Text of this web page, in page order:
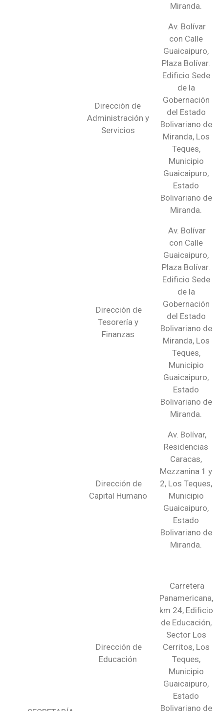
Miranda.
Dirección de
Administración y
Servicios
Av. Bolívar
con Calle
Guaicaipuro,
Plaza Bolívar.
Edificio Sede
de la
Gobernación
del Estado
Bolivariano de
Miranda, Los
Teques,
Municipio
Guaicaipuro,
Estado
Bolivariano de
Miranda.
Dirección de
Tesorería y
Finanzas
Av. Bolívar
con Calle
Guaicaipuro,
Plaza Bolívar.
Edificio Sede
de la
Gobernación
del Estado
Bolivariano de
Miranda, Los
Teques,
Municipio
Guaicaipuro,
Estado
Bolivariano de
Miranda.
Dirección de
Capital Humano
Av. Bolívar,
Residencias
Caracas,
Mezzanina 1 y
2, Los Teques,
Municipio
Guaicaipuro,
Estado
Bolivariano de
Miranda.
Dirección de
Educación
Carretera
Panamericana,
km 24, Edificio
de Educación,
Sector Los
Cerritos, Los
Teques,
Municipio
Guaicaipuro,
Estado
Bolivariano de